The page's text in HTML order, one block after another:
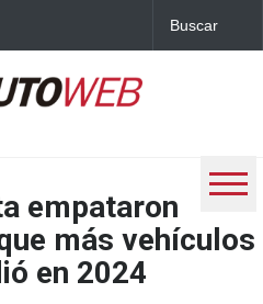
empataron
más vehículos
en 2024